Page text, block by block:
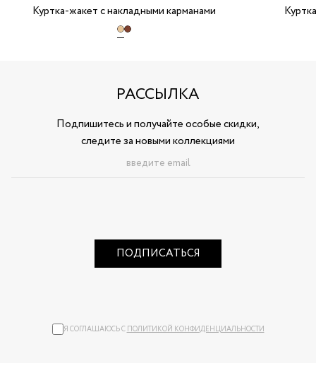
Куртка-жакет с накладными карманами
РАССЫЛКА
Подпишитесь и получайте особые скидки,
следите за новыми коллекциями
ПОДПИСАТЬСЯ
Я СОГЛАШАЮСЬ С ПОЛИТИКОЙ КОНФИДЕНЦИАЛЬНОСТИ